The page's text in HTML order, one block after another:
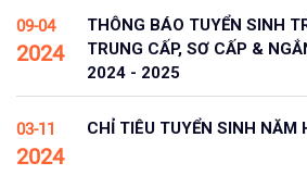
09-04
2024
THÔNG BÁO TUYỂN SINH
TRUNG CẤP, SƠ CẤP &
2024 - 2025
03-11
2024
CHỈ TIÊU TUYỂN SINH NĂM